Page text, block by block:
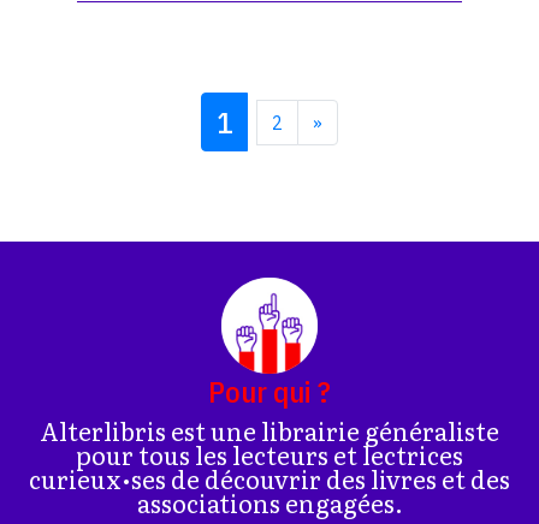
1 2 »
Pour qui ?
Alterlibris est une librairie généraliste
pour tous les lecteurs et lectrices
curieux•ses de découvrir des livres et des
associations engagées.